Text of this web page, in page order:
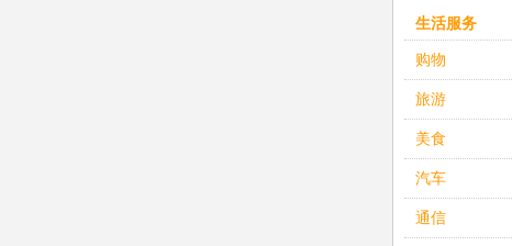
生活服务
购物
旅游
美食
汽车
通信